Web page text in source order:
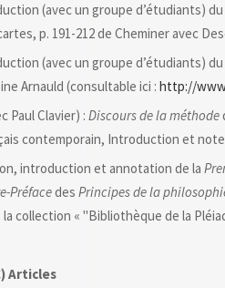
(avec un groupe d’étudiants)
p. 191-212 de Cheminer avec
(avec un groupe d’étudiants)
Arnauld (consultable ici : http://
Paul Clavier) : Discours de la méthode
contemporain, Introduction et
introduction et annotation de la
Préfacedes Principes de la
la collection « "Bibliothèque de la
Articles